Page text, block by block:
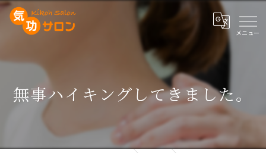
無事ハイキングしてきました。